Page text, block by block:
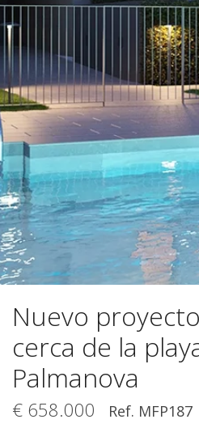
Nuevo
cerca de la
Palmanova
€ 658.000 Ref. MFP187